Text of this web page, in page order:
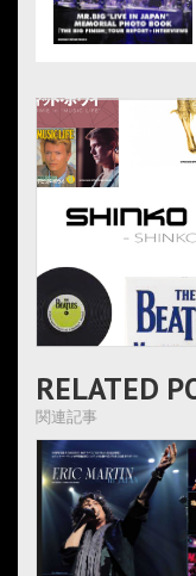
RELATED
関連記事